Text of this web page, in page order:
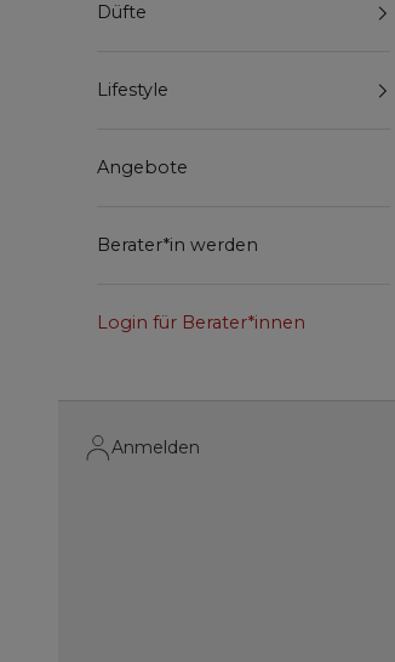
Düfte
Lifestyle
Angebote
Berater*in werden
Login für Berater*innen
Anmelden